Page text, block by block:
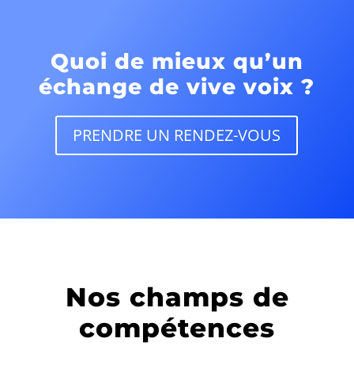
Quoi de mieux qu’un
échange de vive voix ?
PRENDRE UN RENDEZ-VOUS
Nos champs de
compétences